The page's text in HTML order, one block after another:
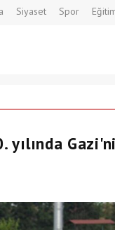
Siyaset Spor